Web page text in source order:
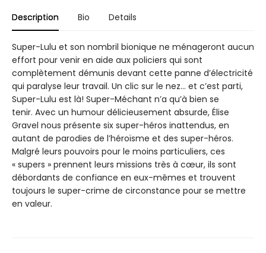
Description Bio Details
Super-Lulu et son nombril bionique ne ménageront aucun
effort pour venir en aide aux policiers qui sont
complètement démunis devant cette panne d’électricité
qui paralyse leur travail. Un clic sur le nez… et c’est parti,
Super-Lulu est là! Super-Méchant n’a qu’à bien se
tenir. Avec un humour délicieusement absurde, Élise
Gravel nous présente six super-héros inattendus, en
autant de parodies de l’héroïsme et des super-héros.
Malgré leurs pouvoirs pour le moins particuliers, ces
« supers » prennent leurs missions très à cœur, ils sont
débordants de confiance en eux-mêmes et trouvent
toujours le super-crime de circonstance pour se mettre
en valeur.